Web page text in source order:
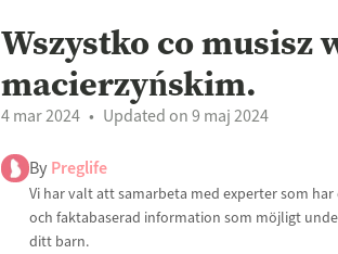
Wszystko co musisz
macierzyńskim.
4 mar 2024 Updated on 9 maj 2024
By Preglife
Vi har valt att samarbeta med experter som
och faktabaserad information som möjligt
ditt barn.